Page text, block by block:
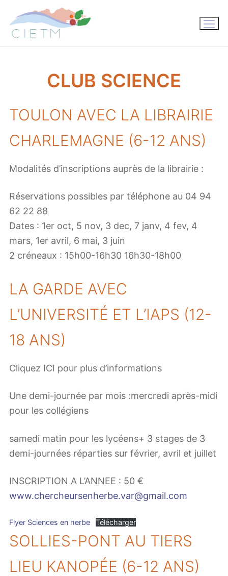
contenu
CLUB SCIENCE
TOULON AVEC LA LIBRAIRIE
CHARLEMAGNE (6-12 ANS)
Modalités d’inscriptions auprès de la librairie :
Réservations possibles par téléphone au 04 94
62 22 88
Dates : 1er oct, 5 nov, 3 dec, 7 janv, 4 fev, 4
mars, 1er avril, 6 mai, 3 juin
2 créneaux : 15h00-16h30 16h30-18h00
LA GARDE AVEC
L’UNIVERSITÉ ET L’IAPS (12-
18 ANS)
Cliquez ICI pour plus d’informations
Une demi-journée par mois :mercredi après-midi
pour les collégiens
samedi matin pour les lycéens+ 3 stages de 3
demi-journées réparties sur février, avril et juillet
INSCRIPTION A L’ANNEE : 50 €
www.chercheursenherbe.var@gmail.com
Flyer Sciences en herbe Télécharger
SOLLIES-PONT AU TIERS
LIEU KANOPÉE (6-12 ANS)